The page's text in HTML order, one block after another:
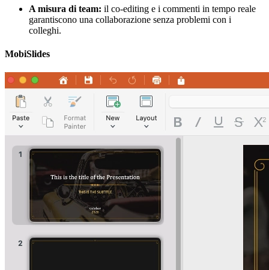
A misura di team: il co-editing e i commenti in tempo reale
garantiscono una collaborazione senza problemi con i
colleghi.
MobiSlides